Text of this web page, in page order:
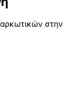
στην